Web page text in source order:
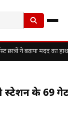
ने बढ़ाया मदद का हाथ
स्टेशन के 69